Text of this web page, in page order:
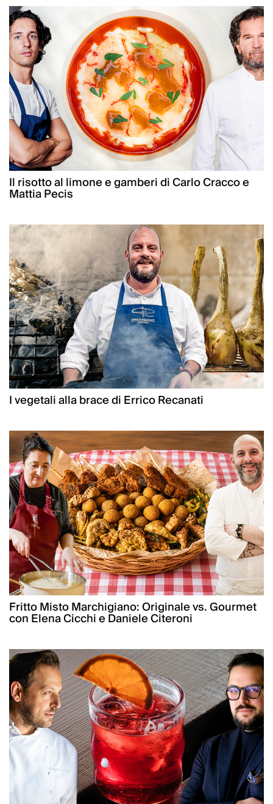
Il risotto al limone e gamberi di Carlo Cracco e
Mattia Pecis
I vegetali alla brace di Errico Recanati
Fritto Misto Marchigiano: Originale vs. Gourmet
con Elena Cicchi e Daniele Citeroni